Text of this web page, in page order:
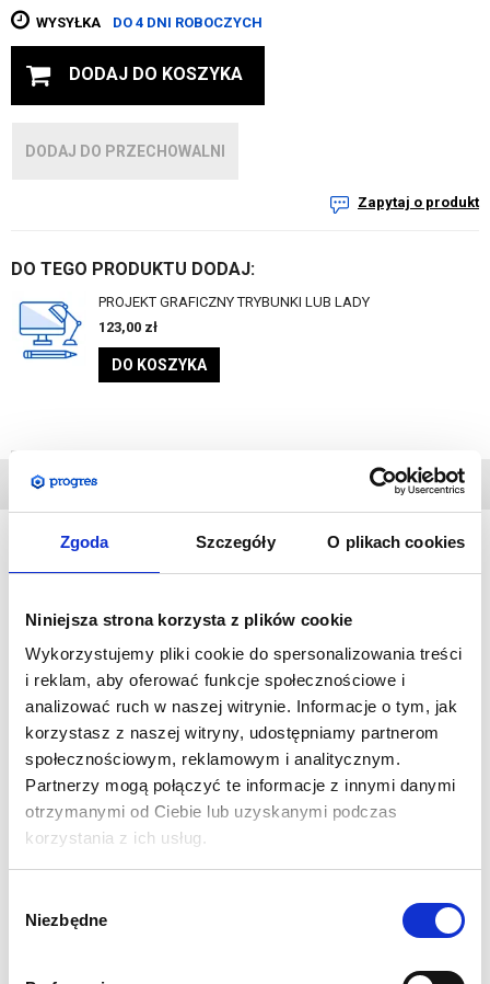
Zgoda Szczegóły O plikach cookies
Niniejsza strona korzysta z plików cookie
Wykorzystujemy pliki cookie do spersonalizowania treści
i reklam, aby oferować funkcje społecznościowe i
analizować ruch w naszej witrynie. Informacje o tym, jak
korzystasz z naszej witryny, udostępniamy partnerom
społecznościowym, reklamowym i analitycznym.
Partnerzy mogą połączyć te informacje z innymi danymi
otrzymanymi od Ciebie lub uzyskanymi podczas
korzystania z ich usług.
zgody
Niezbędne
WYSYŁKA DO 4 DNI ROBOCZYCH
DODAJ DO KOSZYKA
DODAJ DO PRZECHOWALNI
Zapytaj o produkt
DO TEGO PRODUKTU DODAJ:
PROJEKT GRAFICZNY TRYBUNKI LUB LADY
123,00 zł
DO KOSZYKA
DANE
TECHNICZNE
gwarantującym niepowtarzalne przedstawienie grafiki.
blatem "na klik". Grafikę montujemy poprzez naciągniecie jej na
blat i zamocowanie za pomocą silikonowej wszywki, należy
dodać, że jest to intuicyjna i nieskoplikowana czynność . Wydruk
staje się dzięki temu odpowiednio naprężony i nie marszczy się.
Wytrzymała konstrukcja trybunki pozwala na obciążenie jej
materiałami reklamowymi lub poczęstunkiem. Trybunka
sprawdzi się wszędzie tam gdzie musimy prezentować swoje
Wymiar:w mm 1015(wys.) x 780(szer.) x 500(gł.)